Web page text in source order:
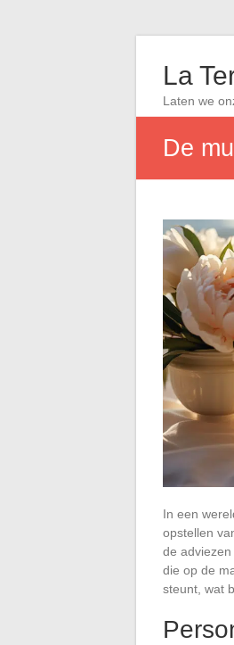
La
Laten we
De
In een
opstellen
de
die op de
steunt, wat